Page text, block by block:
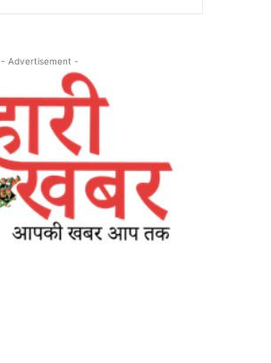
- Advertisement -